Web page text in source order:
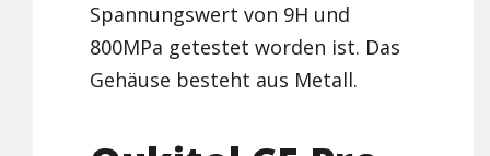
Spannungswert von 9H und
800MPa getestet worden ist. Das
Gehäuse besteht aus Metall.